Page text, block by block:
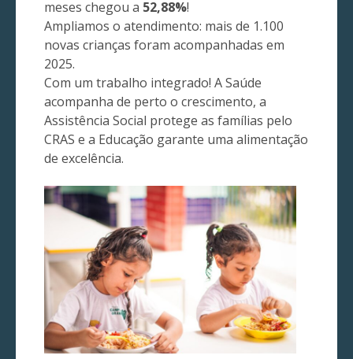
meses chegou a 52,88%!
Ampliamos o atendimento: mais de 1.100
novas crianças foram acompanhadas em
2025.
Com um trabalho integrado! A Saúde
acompanha de perto o crescimento, a
Assistência Social protege as famílias pelo
CRAS e a Educação garante uma alimentação
de excelência.